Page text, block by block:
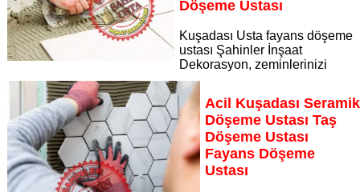
Döşeme Ustası
Kuşadası Usta fayans döşeme
ustası Şahinler İnşaat
Dekorasyon, zeminlerinizi
sanat eseri gibi işleyen uzman kadrosuyla Kuşadası Usta
bölgesine özel hizmet sunuyor
Sayfaya Git
Acil Kuşadası Seramik
Döşeme Ustası Taş
Döşeme Ustası
Fayans Döşeme
Ustası